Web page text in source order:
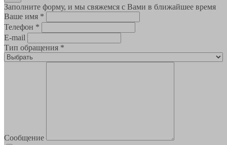
Заполните форму, и мы свяжемся с Вами в ближайшее время
Ваше имя *
Телефон *
E-mail
Тип обращения *
Сообщение